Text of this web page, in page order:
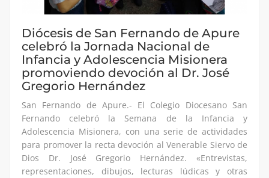
Diócesis de San Fernando de Apure
celebró la Jornada Nacional de
Infancia y Adolescencia Misionera
promoviendo devoción al Dr. José
Gregorio Hernández
San Fernando de Apure.- El Colegio Diocesano San
Fernando celebró la Semana de la Infancia y
Adolescencia Misionera, con una serie de actividades
para promover la recta devoción al Venerable Siervo de
Dios Dr. José Gregorio Hernández. «Entrevistas,
representaciones, dibujos, lecturas lúdicas y otras